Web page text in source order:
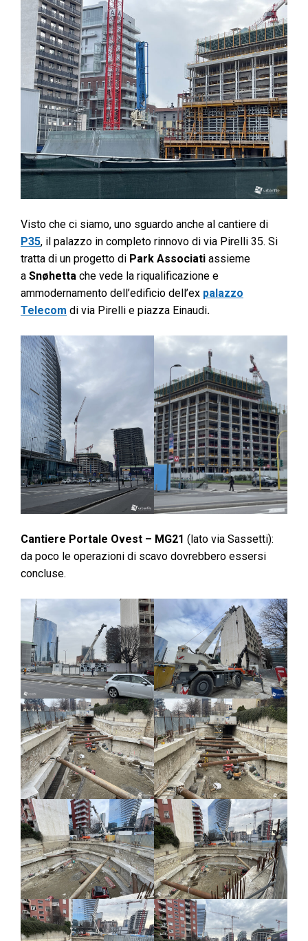
Visto che ci siamo, uno sguardo anche al cantiere di
P35, il palazzo in completo rinnovo di via Pirelli 35. Si
tratta di un progetto di Park Associati assieme
a Snøhetta che vede la riqualificazione e
ammodernamento dell’edificio dell’ex palazzo
Telecom di via Pirelli e piazza Einaudi.
Cantiere Portale Ovest – MG21 (lato via Sassetti):
da poco le operazioni di scavo dovrebbero essersi
concluse.